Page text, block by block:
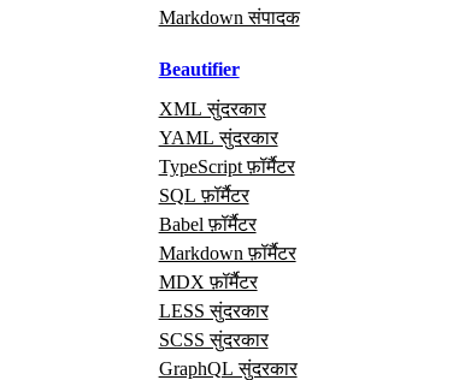
Markdown संपादक
Beautifier
XML सुंदरकार
YAML सुंदरकार
TypeScript फ़ॉर्मैटर
SQL फ़ॉर्मैटर
Babel फ़ॉर्मैटर
Markdown फ़ॉर्मैटर
MDX फ़ॉर्मैटर
LESS सुंदरकार
SCSS सुंदरकार
GraphQL सुंदरकार